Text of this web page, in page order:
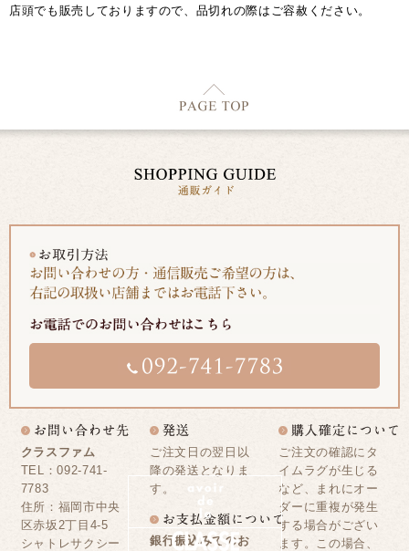
店頭でも販売しておりますので、品切れの際はご容赦ください。
クラスファム
TEL：092-741-
7783
住所：福岡市中央
区赤坂2丁目4-5
シャトレサクシー
ご注文日の翌日以
降の発送となりま
す。
銀行振込みでのお
ご注文の確認にタ
イムラグが生じる
など、まれにオー
ダーに重複が発生
する場合がござい
ます。この場合、